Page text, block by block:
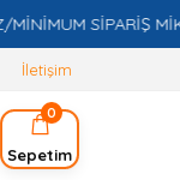
SİPARİŞ
İletişim
0
Sepetim